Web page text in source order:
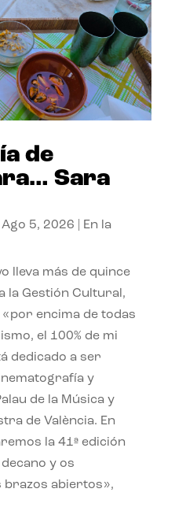
de
Sara
Ago 5, 2026
En la
lleva más de quince
la Gestión Cultural,
encima de todas
el 100% de mi
dedicado a ser
y
de la Música y
de València. En
la 41ª edición
y os
brazos abiertos»,